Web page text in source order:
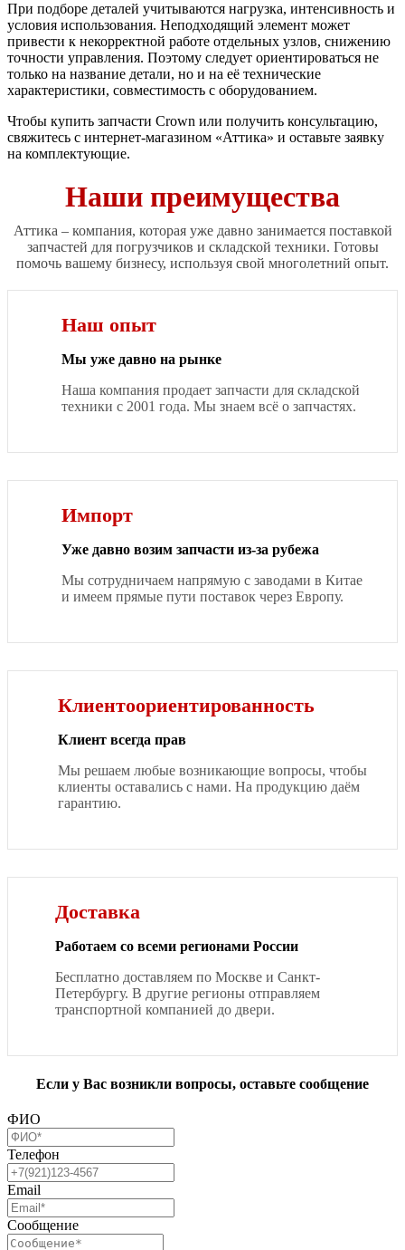
При подборе деталей учитываются нагрузка, интенсивность и
условия использования. Неподходящий элемент может
привести к некорректной работе отдельных узлов, снижению
точности управления. Поэтому следует ориентироваться не
только на название детали, но и на её технические
характеристики, совместимость с оборудованием.
Чтобы купить запчасти Crown или получить консультацию,
свяжитесь с интернет-магазином «Аттика» и оставьте заявку
на комплектующие.
Наши преимущества
Аттика – компания, которая уже давно занимается поставкой
запчастей для погрузчиков и складской техники. Готовы
помочь вашему бизнесу, используя свой многолетний опыт.
Наш опыт
Мы уже давно на рынке
Наша компания продает запчасти для складской
техники с 2001 года. Мы знаем всё о запчастях.
Импорт
Уже давно возим запчасти из-за рубежа
Мы сотрудничаем напрямую с заводами в Китае
и имеем прямые пути поставок через Европу.
Клиентоориентированность
Клиент всегда прав
Мы решаем любые возникающие вопросы, чтобы
клиенты оставались с нами. На продукцию даём
гарантию.
Доставка
Работаем со всеми регионами России
Бесплатно доставляем по Москве и Санкт-
Петербургу. В другие регионы отправляем
транспортной компанией до двери.
Если у Вас возникли вопросы, оставьте сообщение
ФИО
Телефон
Email
Сообщение